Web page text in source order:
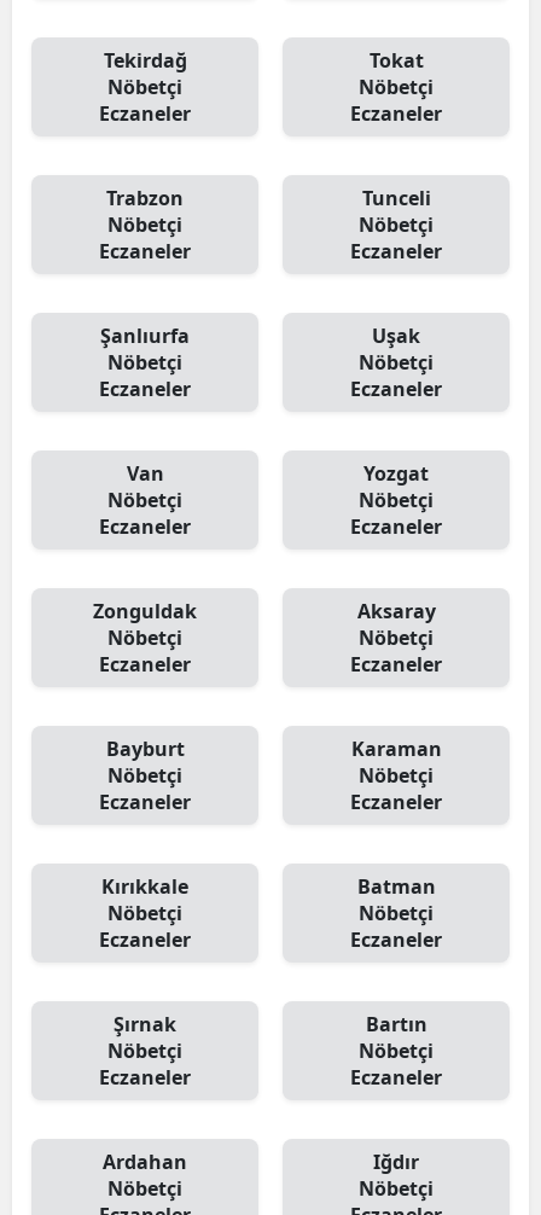
Tekirdağ
Nöbetçi
Eczaneler
Tokat
Nöbetçi
Eczaneler
Trabzon
Nöbetçi
Eczaneler
Tunceli
Nöbetçi
Eczaneler
Şanlıurfa
Nöbetçi
Eczaneler
Uşak
Nöbetçi
Eczaneler
Van
Nöbetçi
Eczaneler
Yozgat
Nöbetçi
Eczaneler
Zonguldak
Nöbetçi
Eczaneler
Aksaray
Nöbetçi
Eczaneler
Bayburt
Nöbetçi
Eczaneler
Karaman
Nöbetçi
Eczaneler
Kırıkkale
Nöbetçi
Eczaneler
Batman
Nöbetçi
Eczaneler
Şırnak
Nöbetçi
Eczaneler
Bartın
Nöbetçi
Eczaneler
Ardahan
Nöbetçi
Iğdır
Nöbetçi